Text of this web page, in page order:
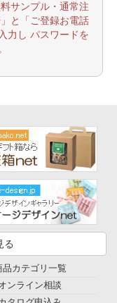
サンプル・通常注
と「ご登録お電話
力し パスワードを
る
品カテゴリ一覧
ンライン相談